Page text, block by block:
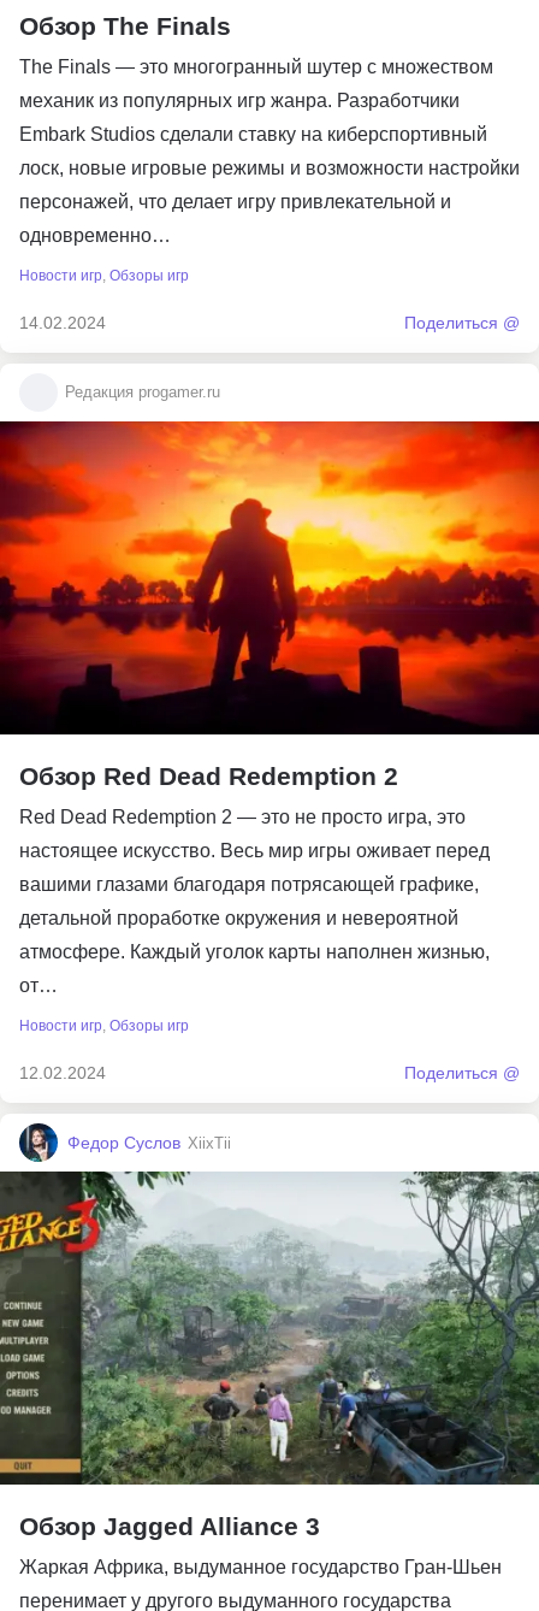
Обзор The Finals
The Finals — это многогранный шутер с множеством
механик из популярных игр жанра. Разработчики
Embark Studios сделали ставку на киберспортивный
лоск, новые игровые режимы и возможности настройки
персонажей, что делает игру привлекательной и
одновременно…
Новости игр, Обзоры игр
14.02.2024 Поделиться @
Редакция progamer.ru
Обзор Red Dead Redemption 2
Red Dead Redemption 2 — это не просто игра, это
настоящее искусство. Весь мир игры оживает перед
вашими глазами благодаря потрясающей графике,
детальной проработке окружения и невероятной
атмосфере. Каждый уголок карты наполнен жизнью,
от…
Новости игр, Обзоры игр
12.02.2024 Поделиться @
Федор Суслов XiixTii
Обзор Jagged Alliance 3
Жаркая Африка, выдуманное государство Гран-Шьен
перенимает у другого выдуманного государства